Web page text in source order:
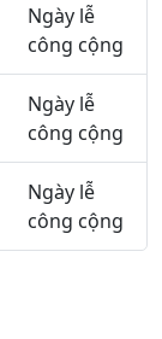
Ngày lễ
công cộng
Ngày lễ
công cộng
Ngày lễ
công cộng